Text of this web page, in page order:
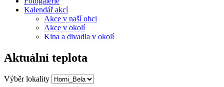
Kalendář akcí
Akce v naší obci
Akce v okolí
Kina a divadla v okolí
Aktuální teplota
Výběr lokality